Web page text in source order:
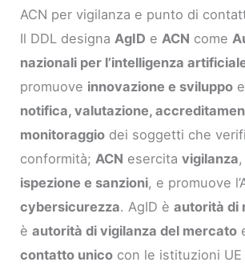
ACN per vigilanza e punto di
Il DDL designa AgID e ACN come
nazionali per l’intelligenza
promuove innovazione e sviluppo
notifica, valutazione,
monitoraggio dei soggetti che
conformità; ACN esercitavigilanza
ispezione e sanzioni, e promuove
cybersicurezza. AgID èautorità di
èautorità di vigilanza del mercato
contatto unico con le istituzioni UE